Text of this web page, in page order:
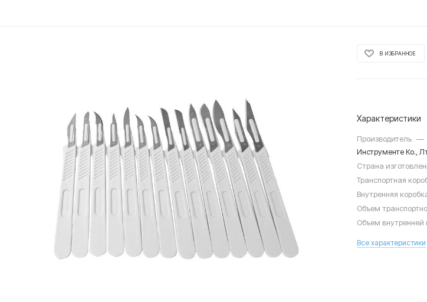
В ИЗБРАННОЕ
Характеристики
Производитель —
Инструменте Ко.,
Страна
Транспортная
Внутренняя
Объем
Объем внутренней
Все характеристики